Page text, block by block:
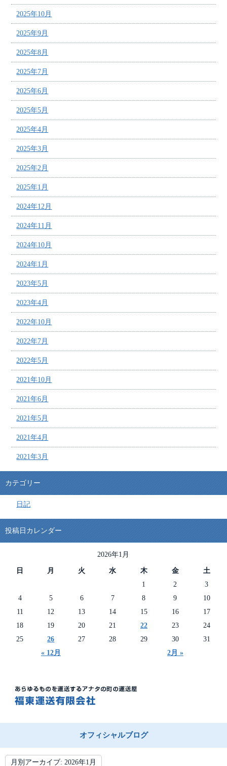
2025年10月
2025年9月
2025年8月
2025年7月
2025年6月
2025年5月
2025年4月
2025年3月
2025年2月
2025年1月
2024年12月
2024年11月
2024年10月
2024年1月
2023年5月
2023年4月
2022年10月
2022年7月
2022年5月
2021年10月
2021年6月
2021年5月
2021年4月
2021年3月
カテゴリー
日記
投稿日カレンダー
2026年1月
日 月 火 水 木 金 土
« 12月 2月 »
1 2
3
4
5 6 7 8 9
10
11
12 13 14 15 16
17
18
19 20 21 22 23
24
25
26 27 28 29 30 31
オフィシャルブログ
月別アーカイブ: 2026年1月